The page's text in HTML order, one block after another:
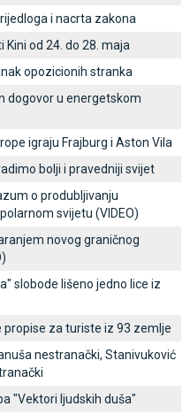
i nacrta zakona
od 24. do 28. maja
opozicionih stranka
dogovor u energetskom
igraju Frajburg i Aston Vila
bolji i pravedniji svijet
o produbljivanju
svijetu (VIDEO)
novog graničnog
slobode lišeno jedno lice iz
za turiste iz 93 zemlje
nestranački, Stanivuković
"Vektori ljudskih duša"